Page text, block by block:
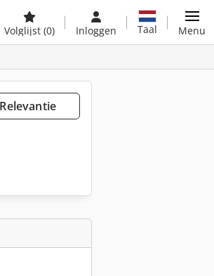
Volglijst (0) Inloggen Taal Menu
Relevantie